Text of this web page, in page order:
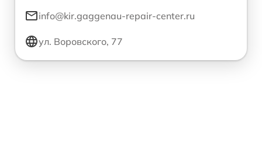
info@kir.gaggenau-repair-center.ru
ул. Воровского, 77